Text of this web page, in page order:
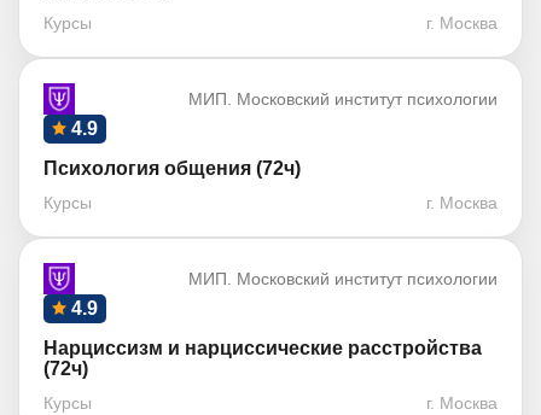
Курсы г. Москва
МИП. Московский институт психологии
4.9
Психология общения (72ч)
Курсы г. Москва
МИП. Московский институт психологии
4.9
Нарциссизм и нарциссические расстройства
(72ч)
Курсы г. Москва